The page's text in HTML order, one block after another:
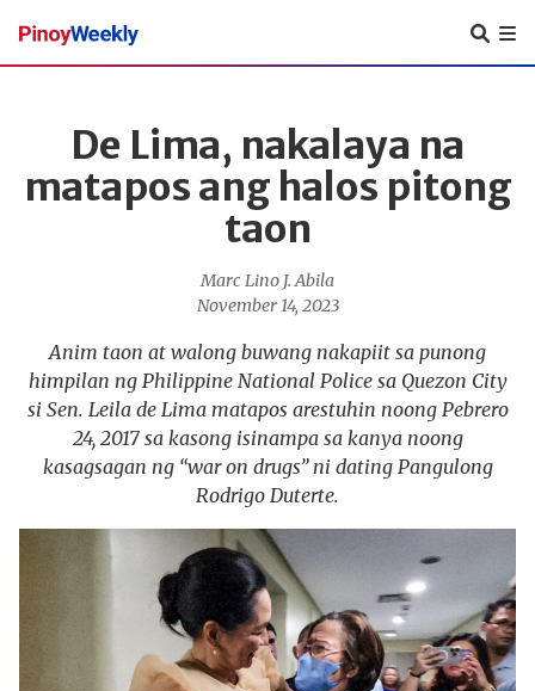
Pinoy
Weekly
De Lima, nakalaya na
matapos ang halos pitong
taon
Marc Lino J. Abila
November 14, 2023
Anim taon at walong buwang nakapiit sa punong
himpilan ng Philippine National Police sa Quezon City
si Sen. Leila de Lima matapos arestuhin noong Pebrero
24, 2017 sa kasong isinampa sa kanya noong
kasagsagan ng “war on drugs” ni dating Pangulong
Rodrigo Duterte.